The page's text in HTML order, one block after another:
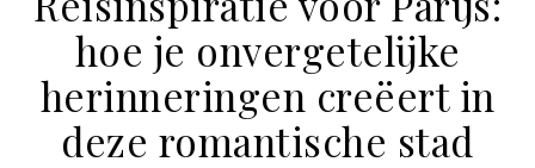
hoe je onvergetelijke
herinneringen creëert in
deze romantische stad